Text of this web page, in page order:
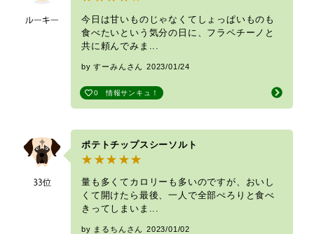
今日は甘いものじゃなくてしょっぱいものも
食べたいという気分の日に、フラペチーノと
共に頼んでみま...
by すーみんさん 2023/01/24
0 情報サンキュ！
ポテトチップスシーソルト
量も多くてカロリーも多いのですが、おいし
くて開けたら最後、一人で全部ぺろりと食べ
きってしまいま...
by まるちんさん 2023/01/02